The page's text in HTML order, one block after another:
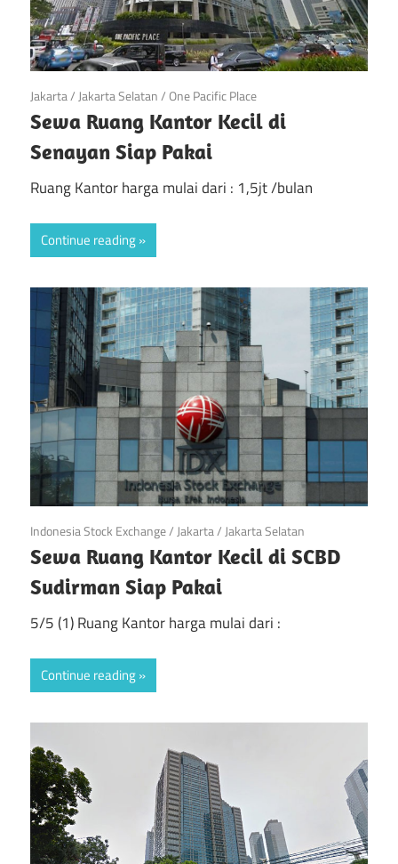
April 21, 2019
Jakarta/Jakarta Selatan/One Pacific Place
Sewa Ruang Kantor Kecil di
Senayan Siap Pakai
Ruang Kantor harga mulai dari : 1,5jt /bulan
Continue reading
April 21, 2019
Indonesia Stock Exchange/ Jakarta/ Jakarta Selatan
Sewa Ruang Kantor Kecil di SCBD
Sudirman Siap Pakai
5/5 (1) Ruang Kantor harga mulai dari :
Continue reading